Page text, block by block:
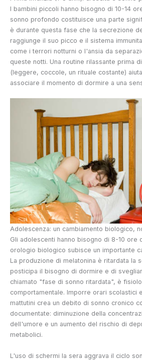
I bambini piccoli hanno bisogno di 10-14
sonno profondo costituisce una parte
è durante questa fase che la secrezione
raggiunge il suo picco e il sistema
come i terrori notturni o l'ansia da
queste notti. Una routine rilassante prima
(leggere, coccole, un rituale costante)
associare il momento di dormire a una
Adolescenza: un cambiamento biologico,
Gli adolescenti hanno bisogno di 8-10 ore
orologio biologico subisce un importante
La produzione di melatonina è ritardata la
posticipa il bisogno di dormire e di
chiamato "fase di sonno ritardata", è
comportamentale. Imporre orari scolastici
mattutini crea un debito di sonno cronico
documentate: diminuzione della
dell'umore e un aumento del rischio di
metabolici.
L'uso di schermi la sera aggrava il ciclo